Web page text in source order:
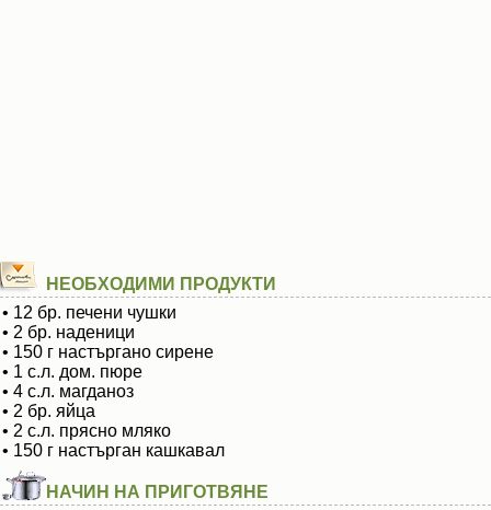
НЕОБХОДИМИ ПРОДУКТИ
• 12 бр. печени чушки
• 2 бр. наденици
• 150 г настъргано сирене
• 1 с.л. дом. пюре
• 4 с.л. магданоз
• 2 бр. яйца
• 2 с.л. прясно мляко
• 150 г настърган кашкавал
НАЧИН НА ПРИГОТВЯНЕ